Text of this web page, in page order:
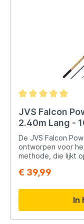
JVS Falcon
2.40m Lang -
De JVS Falcon
ontworpen voor
methode, die lijkt
hengel: Lengte: Beschikbaar in twee lengtes, namelijk
hengel geschikt voor verschillende visomstandigheden,
vooral op rustige wateren
werpen. Type hengel: De Winkle Picker is een kortere
en lichtere hengel
€ 39,99
In